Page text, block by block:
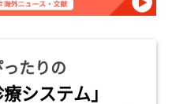
たりの
システム」